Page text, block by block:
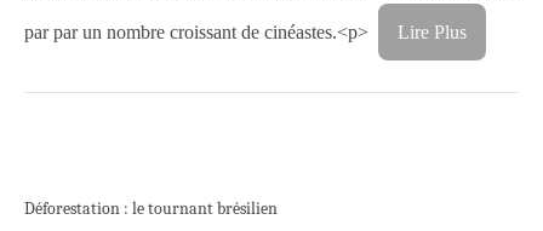
par par un nombre croissant de cinéastes.<p> Lire Plus
Déforestation : le tournant brésilien